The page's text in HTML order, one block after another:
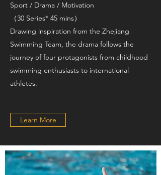
Sport / Drama / Motivation
（30 Series* 45 mins）
Drawing inspiration from the Zhejiang
Swimming Team, the drama follows the
journey of four protagonists from childhood
swimming enthusiasts to international
athletes.
Learn More